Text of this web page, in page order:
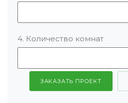
4. Количество комнат
ЗАКАЗАТЬ ПРОЕКТ